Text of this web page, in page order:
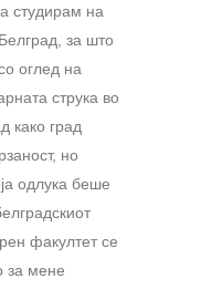
студирам на
за што
оглед на
струка во
како град
но
одлука беше
факултет се
за мене